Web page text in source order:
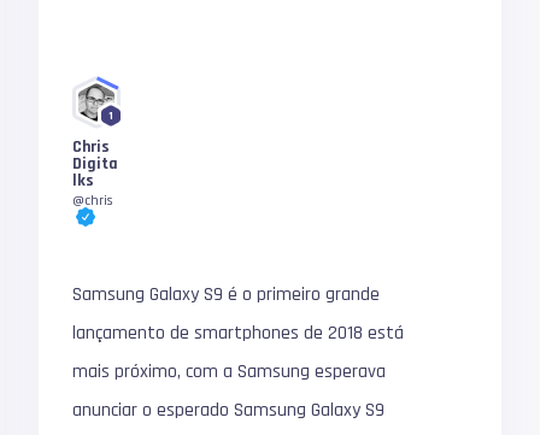
1
Chris
Digita
lks
@chris
Samsung Galaxy S9 é o primeiro grande
lançamento de smartphones de 2018 está
mais próximo, com a Samsung esperava
anunciar o esperado Samsung Galaxy S9